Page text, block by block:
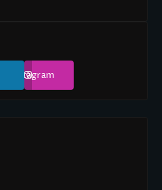
Instagram